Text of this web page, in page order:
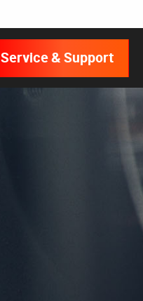
Service & Support